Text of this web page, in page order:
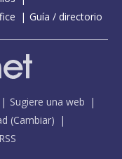
Guía / directorio
Sugiere una web
(Cambiar)
RSS